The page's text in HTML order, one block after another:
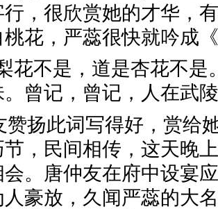
，很欣赏她的才华，
花，严蕊很快就吟成
花不是，道是杏花不
曾记，曾记，人在武
赞扬此词写得好，赏给
节，民间相传，这天晚
。唐仲友在府中设宴
人豪放，久闻严蕊的大